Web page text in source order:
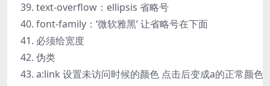
text-overflow：ellipsis 省略号
font-family：‘微软雅黑’ 让省略号在下面
必须给宽度
伪类
a:link 设置未访问时候的颜色 点击后变成a的正常颜色